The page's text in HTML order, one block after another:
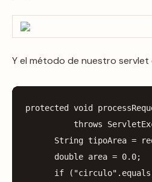
Y el método de nuestro servlet
protected void
throws
String tipoArea =
double area = 0.0;
if
( "circulo" . equals